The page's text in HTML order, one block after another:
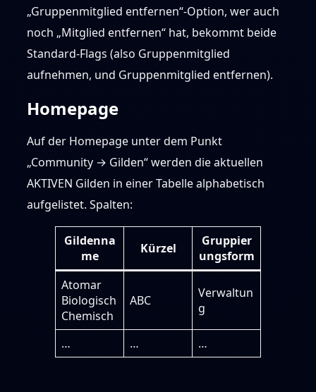
„Gruppenmitglied entfernen“-Option, wer auch
noch „Mitglied entfernen“ hat, bekommt beide
Standard-Flags (also Gruppenmitglied
aufnehmen, und Gruppenmitglied entfernen).
Homepage
Auf der Homepage unter dem Punkt
„Community → Gilden“ werden die aktuellen
AKTIVEN Gilden in einer Tabelle alphabetisch
aufgelistet. Spalten:
Gildenna
me
Kürzel
Gruppier
ungsform
Atomar
Biologisch
Chemisch
ABC
Verwaltun
g
… … …